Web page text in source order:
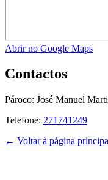
Abrir no Google Maps
Contactos
Pároco: José Manuel
Telefone: 271741249
← Voltar à página